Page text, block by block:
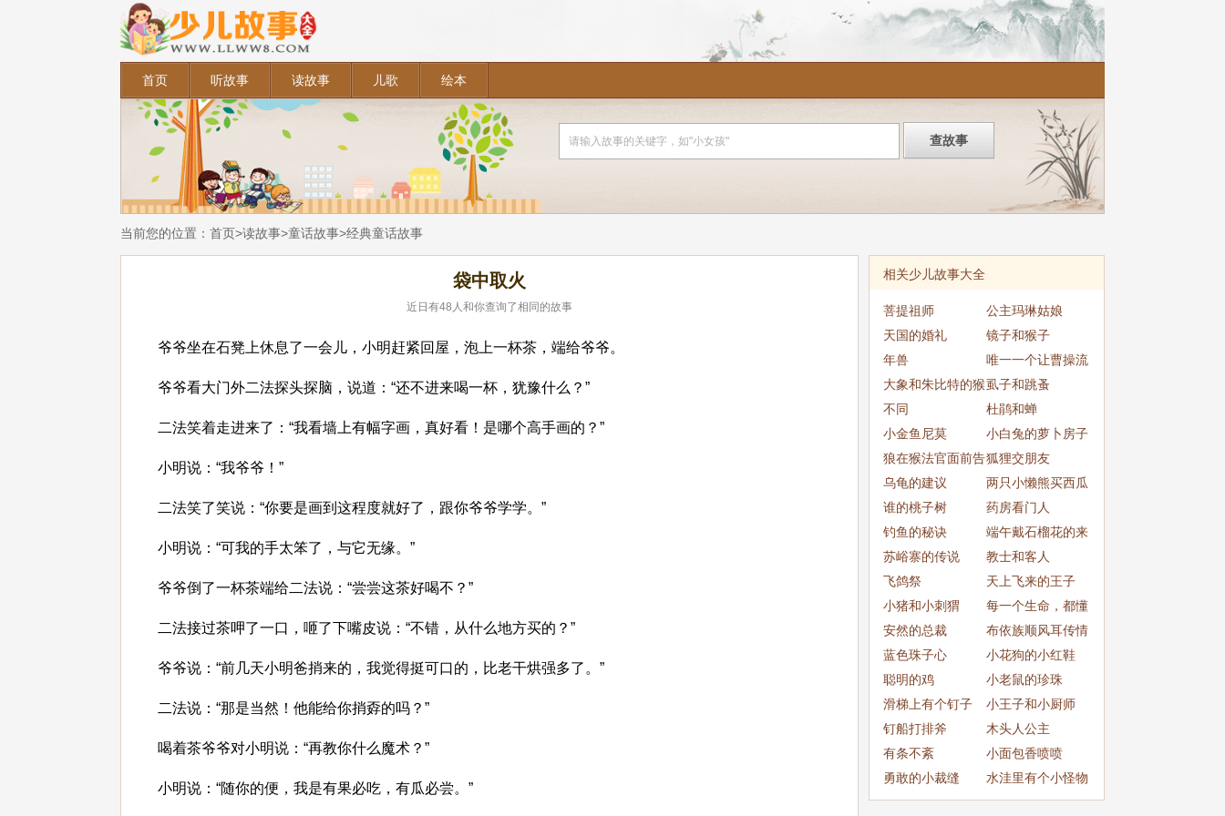
首页 听故事 读故事 儿歌 绘本
当前您的位置： 首页>读故事>童话故事>经典童话故事
袋中取火
近日有48 人和你查询了相同的故事
爷爷坐在石凳上休息了一会儿，小明赶紧回屋，泡上一杯茶，端给爷爷。
爷爷看大门外二法探头探脑，说道：“还不进来喝一杯，犹豫什么？”
二法笑着走进来了：“我看墙上有幅字画，真好看！是哪个高手画的？”
小明说：“我爷爷！”
二法笑了笑说：“你要是画到这程度就好了，跟你爷爷学学。”
小明说：“可我的手太笨了，与它无缘。”
爷爷倒了一杯茶端给二法说：“尝尝这茶好喝不？”
二法接过茶呷了一口，咂了下嘴皮说：“不错，从什么地方买的？”
爷爷说：“前几天小明爸捎来的，我觉得挺可口的，比老干烘强多了。”
二法说：“那是当然！他能给你捎孬的吗？”
喝着茶爷爷对小明说：“再教你什么魔术？”
小明说：“随你的便，我是有果必吃，有瓜必尝。”
相关少儿故事大全
菩提祖师
公主玛琳姑娘
天国的婚礼
镜子和猴子
年兽
唯一一个让曹操流
泪的女子
大象和朱比特的猴
子
虱子和跳蚤
不同
杜鹃和蝉
小金鱼尼莫
小白兔的萝卜房子
狼在猴法官面前告
狐狸
狐狸交朋友
乌龟的建议
两只小懒熊买西瓜
谁的桃子树
药房看门人
钓鱼的秘诀
端午戴石榴花的来
历
苏峪寨的传说
教士和客人
飞鸽祭
天上飞来的王子
小猪和小刺猬
每一个生命，都懂
得做最好的自己
安然的总裁
布依族顺风耳传情
的传说
蓝色珠子心
小花狗的小红鞋
聪明的鸡
小老鼠的珍珠
滑梯上有个钉子
小王子和小厨师
钉船打排斧
木头人公主
有条不紊
小面包香喷喷
勇敢的小裁缝
水洼里有个小怪物